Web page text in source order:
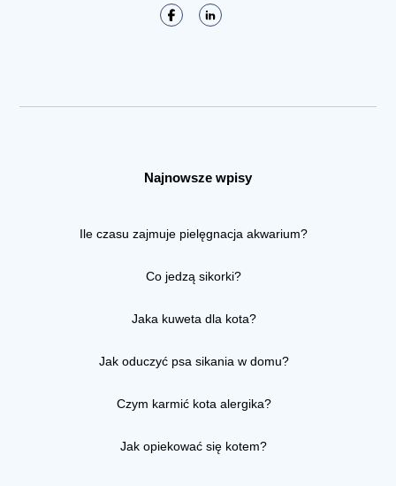
Najnowsze wpisy
Ile czasu zajmuje pielęgnacja akwarium?
Co jedzą sikorki?
Jaka kuweta dla kota?
Jak oduczyć psa sikania w domu?
Czym karmić kota alergika?
Jak opiekować się kotem?